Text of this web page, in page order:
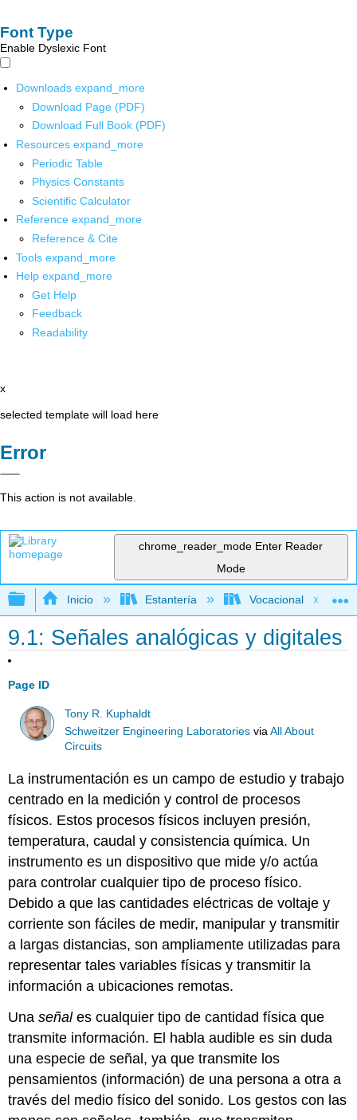
Font Type
Enable Dyslexic Font
Downloads expand_more
Download Page (PDF)
Download Full Book (PDF)
Resources expand_more
Periodic Table
Physics Constants
Scientific Calculator
Reference expand_more
Reference & Cite
Tools expand_more
Help expand_more
Get Help
Feedback
Readability
x
selected template will load here
Error
This action is not available.
chrome_reader_mode Enter Reader
Mode
Expandir/contraer jerarquía global
Inicio Estantería Vocacional
9.1: Señales analógicas y digitales
Page ID
Tony R. Kuphaldt
Schweitzer Engineering Laboratories viaAll About
Circuits
La instrumentación es un campo de estudio y trabajo
centrado en la medición y control de procesos
físicos. Estos procesos físicos incluyen presión,
temperatura, caudal y consistencia química. Un
instrumento es un dispositivo que mide y/o actúa
para controlar cualquier tipo de proceso físico.
Debido a que las cantidades eléctricas de voltaje y
corriente son fáciles de medir, manipular y transmitir
a largas distancias, son ampliamente utilizadas para
representar tales variables físicas y transmitir la
información a ubicaciones remotas.
Unaseñales cualquier tipo de cantidad física que
transmite información. El habla audible es sin duda
una especie de señal, ya que transmite los
pensamientos (información) de una persona a otra a
través del medio físico del sonido. Los gestos con las